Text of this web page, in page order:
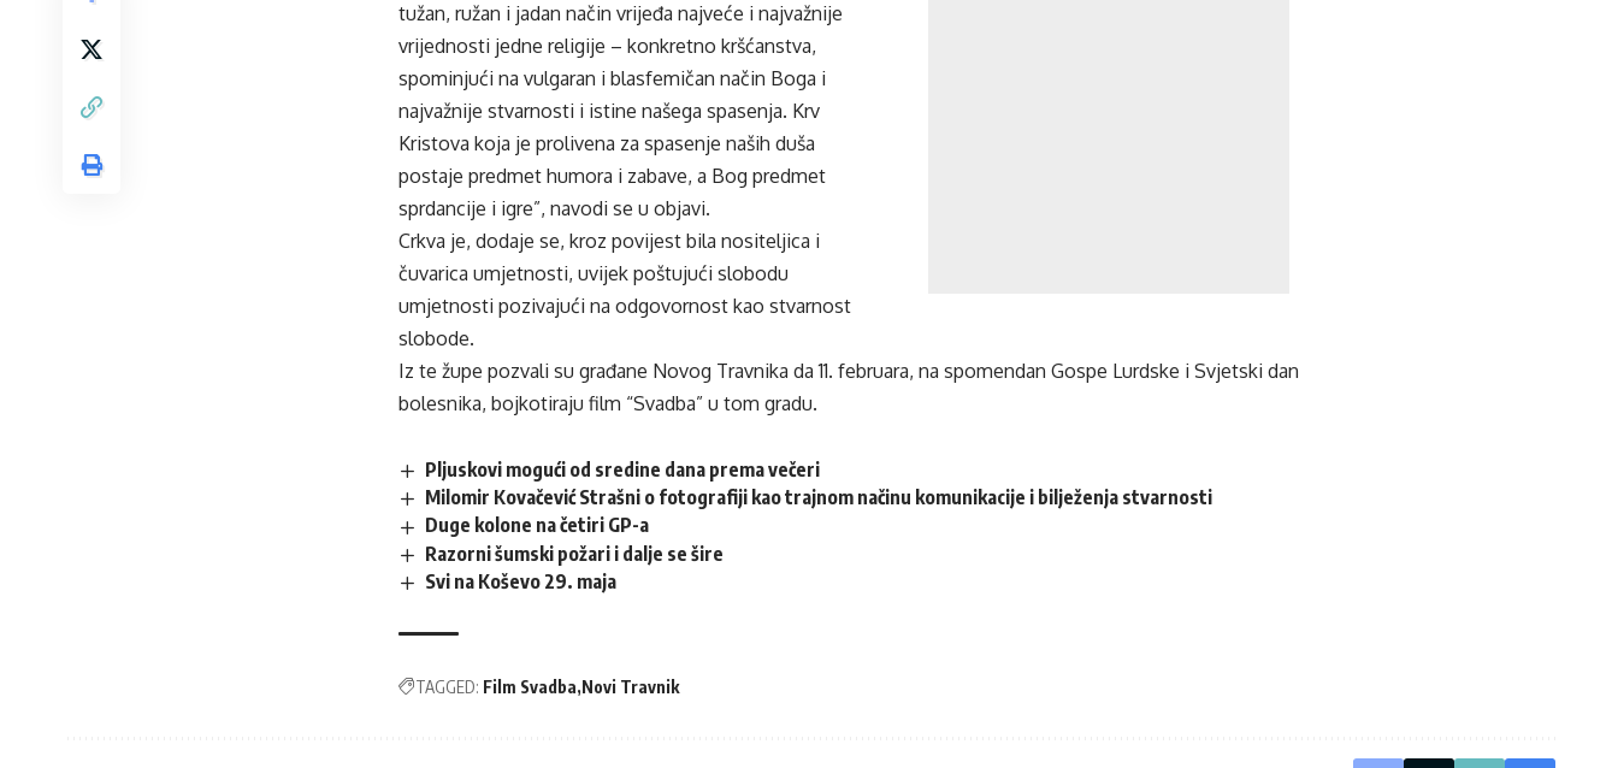
tužan, ružan i jadan način vrijeđa najveće i najvažnije
vrijednosti jedne religije – konkretno kršćanstva,
spominjući na vulgaran i blasfemičan način Boga i
najvažnije stvarnosti i istine našega spasenja. Krv
Kristova koja je prolivena za spasenje naših duša
postaje predmet humora i zabave, a Bog predmet
sprdancije i igre”, navodi se u objavi.
Crkva je, dodaje se, kroz povijest bila nositeljica i
čuvarica umjetnosti, uvijek poštujući slobodu
umjetnosti pozivajući na odgovornost kao stvarnost
slobode.
Iz te župe pozvali su građane Novog Travnika da 11. februara, na spomendan Gospe Lurdske i Svjetski dan
bolesnika, bojkotiraju film “Svadba” u tom gradu.
Pljuskovi mogući od sredine dana prema večeri
Milomir Kovačević Strašni o fotografiji kao trajnom načinu komunikacije i bilježenja stvarnosti
Duge kolone na četiri GP-a
Razorni šumski požari i dalje se šire
Svi na Koševo 29. maja
TAGGED: Film Svadba Novi Travnik